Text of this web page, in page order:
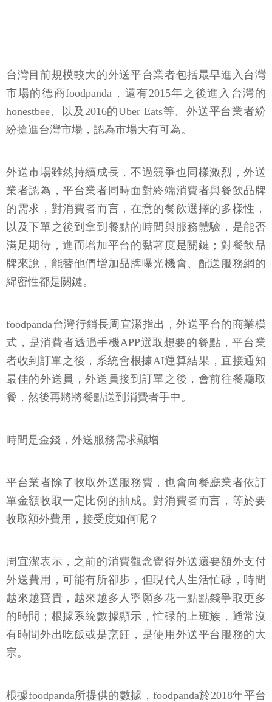
台灣目前規模較大的外送平台業者包括最早進入台灣
市場的德商foodpanda，還有2015年之後進入台灣的
honestbee、以及2016的Uber Eats等。外送平台業者紛
紛搶進台灣市場，認為市場大有可為。
外送市場雖然持續成長，不過競爭也同樣激烈，外送
業者認為，平台業者同時面對終端消費者與餐飲品牌
的需求，對消費者而言，在意的餐飲選擇的多樣性，
以及下單之後到拿到餐點的時間與服務體驗，是能否
滿足期待，進而增加平台的黏著度是關鍵；對餐飲品
牌來說，能替他們增加品牌曝光機會、配送服務網的
綿密性都是關鍵。
foodpanda台灣行銷長周宜潔指出，外送平台的商業模
式，是消費者透過手機APP選取想要的餐點，平台業
者收到訂單之後，系統會根據AI運算結果，直接通知
最佳的外送員，外送員接到訂單之後，會前往餐廳取
餐，然後再將將餐點送到消費者手中。
時間是金錢，外送服務需求顯增
平台業者除了收取外送服務費，也會向餐廳業者依訂
單金額收取一定比例的抽成。對消費者而言，等於要
收取額外費用，接受度如何呢？
周宜潔表示，之前的消費觀念覺得外送還要額外支付
外送費用，可能有所卻步，但現代人生活忙碌，時間
越來越寶貴，越來越多人寧願多花一點點錢爭取更多
的時間；根據系統數據顯示，忙碌的上班族，通常沒
有時間外出吃飯或是烹飪，是使用外送平台服務的大
宗。
根據foodpanda所提供的數據，foodpanda於2018年平台